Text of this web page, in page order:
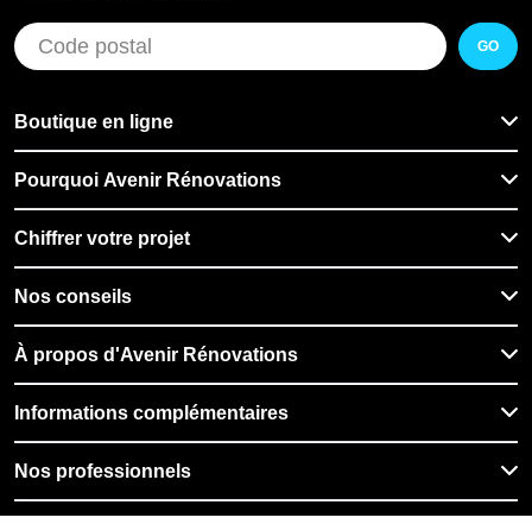
GO
Boutique en ligne
Pourquoi Avenir Rénovations
Chiffrer votre projet
Nos conseils
À propos d'Avenir Rénovations
Informations complémentaires
Nos professionnels